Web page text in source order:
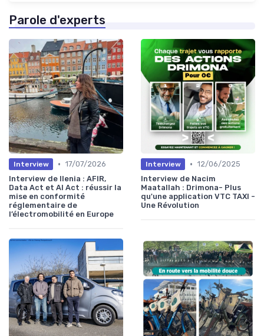
Parole d'experts
Interview • 17/07/2026
Interview de Ilenia : AFIR,
Data Act et AI Act : réussir la
mise en conformité
réglementaire de
l’électromobilité en Europe
Interview • 12/06/2025
Interview de Nacim
Maatallah : Drimona- Plus
qu'une application VTC TAXI -
Une Révolution